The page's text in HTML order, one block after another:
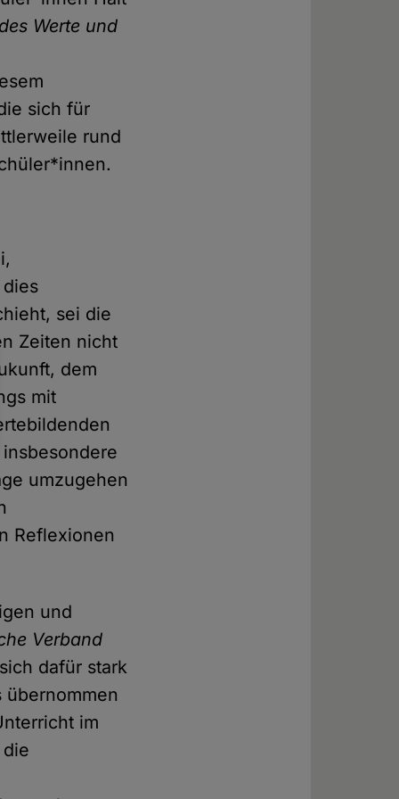
Werte und
sich für
rund
sei die
Zeiten nicht
dem
mit
umzugehen
Reflexionen
und
Verband
dafür stark
im